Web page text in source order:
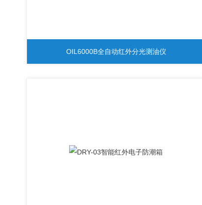
OIL6000B全自动红外分光测油仪